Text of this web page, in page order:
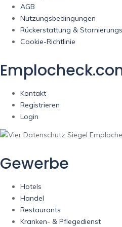
AGB
Nutzungsbedingungen
Rückerstattung &
Cookie-Richtlinie
Kontakt
Registrieren
Login
Gewerbe
Hotels
Handel
Restaurants
Kranken- & Pflegedienst